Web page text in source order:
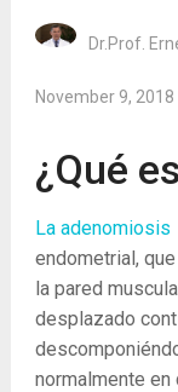
Dr.Prof.
November 9, 2018
¿Qué
La adenomiosis
endometrial,
la pared
desplazado
normalmente